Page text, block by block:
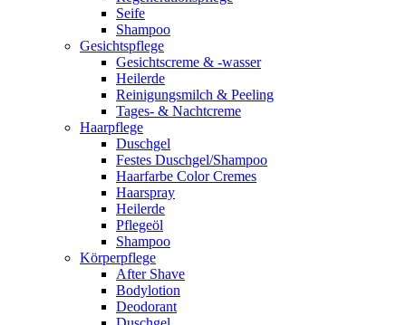
Seife
Shampoo
Gesichtspflege
Gesichtscreme & -wasser
Heilerde
Reinigungsmilch & Peeling
Tages- & Nachtcreme
Haarpflege
Duschgel
Festes Duschgel/Shampoo
Haarfarbe Color Cremes
Haarspray
Heilerde
Pflegeöl
Shampoo
Körperpflege
After Shave
Bodylotion
Deodorant